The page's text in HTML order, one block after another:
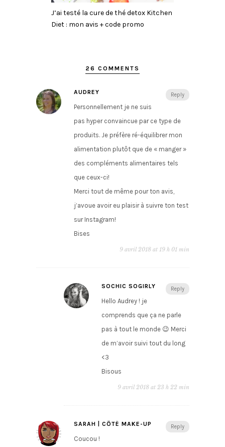
J’ai testé la cure de thé detox Kitchen
Diet : mon avis + code promo
26 COMMENTS
Reply
AUDREY
Personnellement je ne suis
pas hyper convaincue par ce type de
produits. Je préfère ré-équilibrer mon
alimentation plutôt que de « manger »
des compléments alimentaires tels
que ceux-ci!
Merci tout de même pour ton avis,
j’avoue avoir eu plaisir à suivre ton test
sur Instagram!
Bises
9 avril 2018 at 19 h 01 min
Reply
SOCHIC SOGIRLY
Hello Audrey ! je
comprends que ça ne parle
pas à tout le monde 😉 Merci
de m’avoir suivi tout du long
<3
Bisous
9 avril 2018 at 23 h 22 min
Reply
SARAH | CÔTÉ MAKE-UP
Coucou !